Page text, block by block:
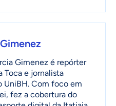
Gimenez é repórter
Toca e jornalista
UniBH. Com foco em
fez a cobertura do